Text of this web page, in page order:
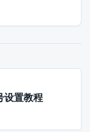
设置教程